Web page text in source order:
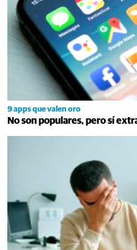
9 apps que valen oro
No son populares, pero sí